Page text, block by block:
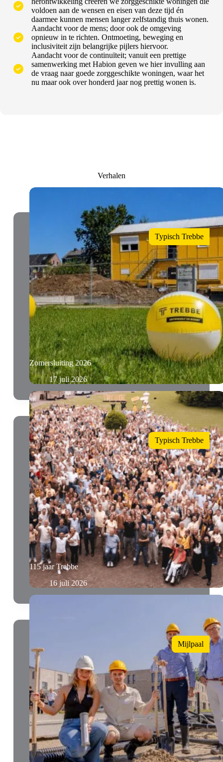
voldoen aan de wensen en eisen van deze tijd én
daarmee kunnen mensen langer zelfstandig thuis wonen.
Aandacht voor de mens; door ook de omgeving
opnieuw in te richten. Ontmoeting, beweging en
inclusiviteit zijn belangrijke pijlers hiervoor.
Aandacht voor de continuïteit; vanuit een prettige
samenwerking met Habion geven we hier invulling aan
de vraag naar goede zorggeschikte woningen, waar het
nu maar ook over honderd jaar nog prettig wonen is.
Verhalen
Typisch Trebbe
Zomersluiting 2026
17 juli 2026
Typisch Trebbe
115 jaar Trebbe
16 juli 2026
Mijlpaal